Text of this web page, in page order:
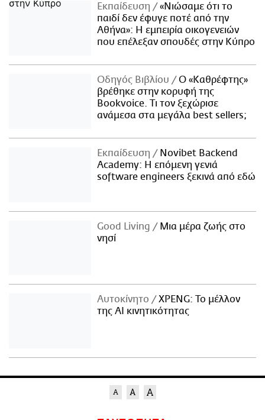
Εκπαίδευση
«Νιώσαμε ότι το
παιδί δεν έφυγε ποτέ από την
Αθήνα»: Η εμπειρία οικογενειών
που επέλεξαν σπουδές στην Κύπρο
Οδηγός Βιβλίου
Ο «Καθρέφτης»
βρέθηκε στην κορυφή της
Bookvoice. Τι τον ξεχώρισε
ανάμεσα στα μεγάλα best sellers;
Εκπαίδευση
Novibet Backend
Academy: Η επόμενη γενιά
software engineers ξεκινά από εδώ
Good Living
Μια μέρα ζωής στο
νησί
Αυτοκίνητο
XPENG: Το μέλλον
της AI κινητικότητας